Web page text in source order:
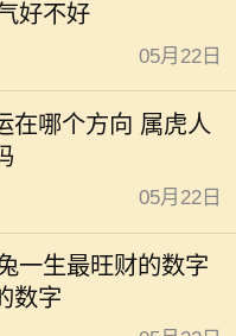
好不好
05月22日
在哪个方向 属虎人
05月22日
一生最旺财的数字
数字